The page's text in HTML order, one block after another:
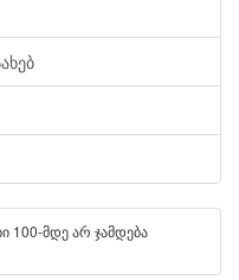
100-მდე არ ჯამდება